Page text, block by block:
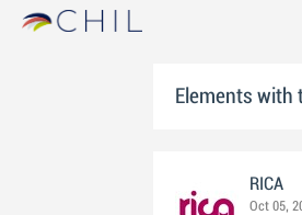
Elements with
RICA
Oct 05,